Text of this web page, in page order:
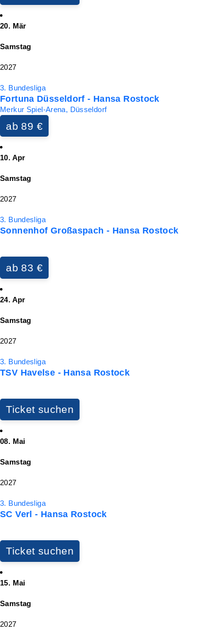
20. Mär
Samstag
2027
3. Bundesliga
Fortuna Düsseldorf - Hansa Rostock
Merkur Spiel-Arena, Düsseldorf
ab 89 €
10. Apr
Samstag
2027
3. Bundesliga
Sonnenhof Großaspach - Hansa Rostock
ab 83 €
24. Apr
Samstag
2027
3. Bundesliga
TSV Havelse - Hansa Rostock
Ticket suchen
08. Mai
Samstag
2027
3. Bundesliga
SC Verl - Hansa Rostock
Ticket suchen
15. Mai
Samstag
2027